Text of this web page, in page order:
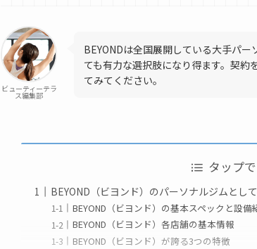
ビューティーテラ
ス編集部
BEYONDは全国展開している大手パ
ても有力な選択肢になり得ます。契
てみてください。
タップ
BEYOND（ビヨンド）のパーソナルジムとし
BEYOND（ビヨンド）の基本スペックと設備
BEYOND（ビヨンド）各店舗の基本情報
BEYOND（ビヨンド）が誇る3つの特徴